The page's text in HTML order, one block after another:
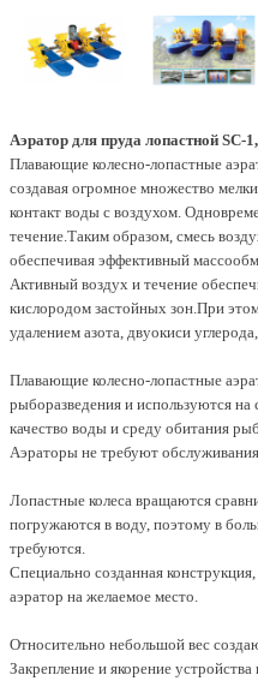
Аэратор для пруда лопастной SC-
Плавающие колесно-лопастные
создавая огромное множество
контакт воды с воздухом.
течение.Таким образом, смесь
обеспечивая эффективный
Активный воздух и течение
кислородом застойных зон.При
удалением азота, двуокиси
Плавающие колесно-лопастные
рыборазведения и используются
качество воды и среду обитания рыб.
Аэраторы не требуют обслуживания.
Лопастные колеса вращаются
погружаются в воду, поэтому в
требуются.
Специально созданная
аэратор на желаемое место.
Относительно небольшой вес
Закрепление и якорение